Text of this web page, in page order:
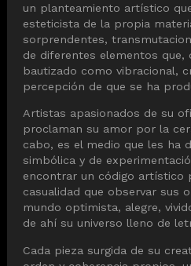
un planteamiento artístico
esteticista de la propia
sorprendentes,
de diferentes elementos que,
bautizado como vibracional,
percepción de que se ha
Artistas apasionados de su
proclaman su amor por la
cabo, es el medio que les ha
simbólica y de
encontrar un código artístico
casualidad que observar sus
mundo optimista, alegre,
de ahí su universo lleno de
Cada pieza surgida de su